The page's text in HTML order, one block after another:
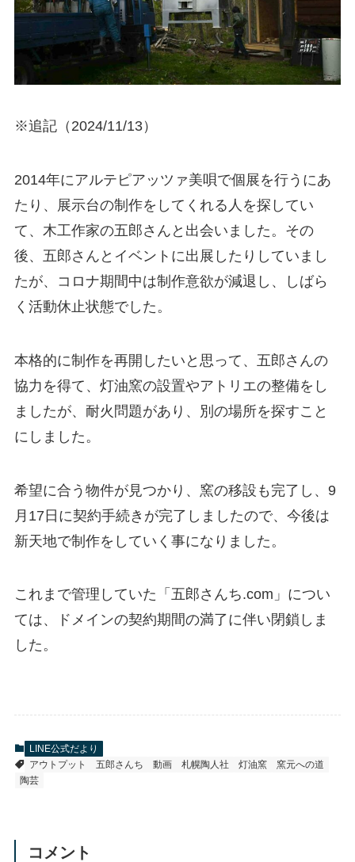
※追記（2024/11/13）
2014年にアルテピアッツァ美唄で個展を行うにあ
たり、展示台の制作をしてくれる人を探してい
て、木工作家の五郎さんと出会いました。その
後、五郎さんとイベントに出展したりしていまし
たが、コロナ期間中は制作意欲が減退し、しばら
く活動休止状態でした。
本格的に制作を再開したいと思って、五郎さんの
協力を得て、灯油窯の設置やアトリエの整備をし
ましたが、耐火問題があり、別の場所を探すこと
にしました。
希望に合う物件が見つかり、窯の移設も完了し、9
月17日に契約手続きが完了しましたので、今後は
新天地で制作をしていく事になりました。
これまで管理していた「五郎さんち.com」につい
ては、ドメインの契約期間の満了に伴い閉鎖しま
した。
LINE公式だより
アウトプット
五郎さんち 動画 札幌陶人社 灯油窯
窯元への道
陶芸
コメント